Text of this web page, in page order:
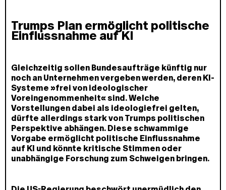
Trumps Plan ermöglicht politische
Einflussnahme auf KI
Gleichzeitig sollen Bundesaufträge künftig nur
noch an Unternehmen vergeben werden, deren KI-
Systeme »frei von ideologischer
Voreingenommenheit« sind. Welche
Vorstellungen dabei als ideologiefrei gelten,
dürfte allerdings stark von Trumps politischen
Perspektive abhängen. Diese schwammige
Vorgabe ermöglicht politische Einflussnahme
auf KI und könnte kritische Stimmen oder
unabhängige Forschung zum Schweigen bringen.